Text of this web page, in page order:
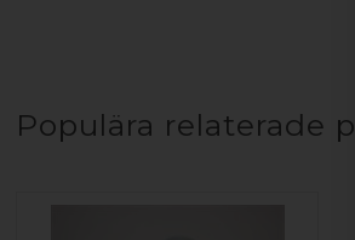
Populära relaterade